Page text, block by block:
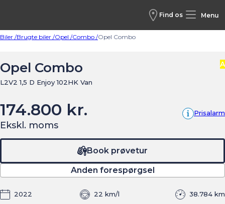
Find os Menu
Biler /Brugte biler /Opel /Combo /Opel Combo
Opel Combo
L2V2 1,5 D Enjoy 102HK Van
A
174.800 kr. Prisalarm
Ekskl. moms
38.784 km
2022 22 km/l
Book prøvetur
Anden forespørgsel